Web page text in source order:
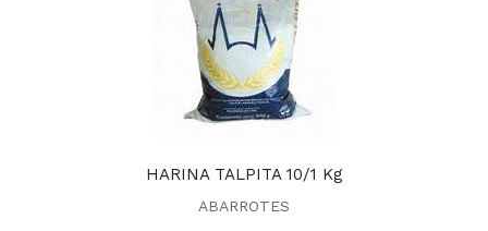
HARINA TALPITA 10/1 Kg
ABARROTES